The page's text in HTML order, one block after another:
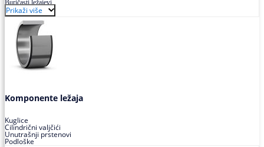
Buričasti ležajevi
Buričasti zaptiveni ležajevi
Buričasti aksijalni ležajevi
Prikaži više
Komponente ležaja
Kuglice
Cilindrični valjčići
Unutrašnji prstenovi
Podloške